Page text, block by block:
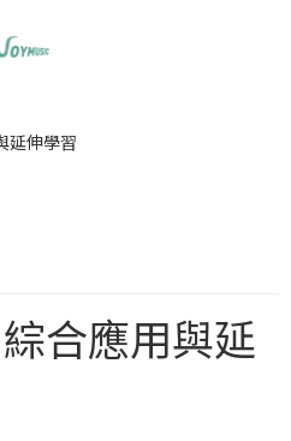
延伸學習
合應用與延